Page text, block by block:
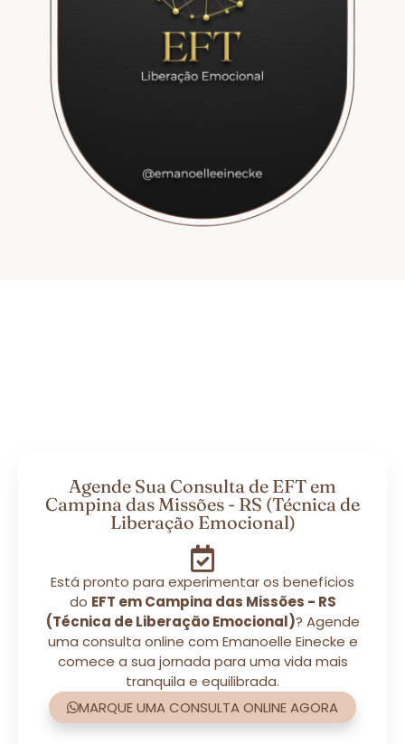
Agende Sua Consulta de EFT em
Campina das Missões - RS (Técnica de
Liberação Emocional)
Está pronto para experimentar os benefícios
do EFT em Campina das Missões - RS
(Técnica de Liberação Emocional)? Agende
uma consulta online com Emanoelle Einecke e
comece a sua jornada para uma vida mais
tranquila e equilibrada.
MARQUE UMA CONSULTA ONLINE AGORA